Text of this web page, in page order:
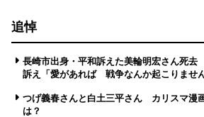
追悼
長崎市出身・平和訴えた美輪明宏さん死
訴え「愛があれば 戦争なんか起こりません
つげ義春さんと白土三平さん カリスマ漫
は？